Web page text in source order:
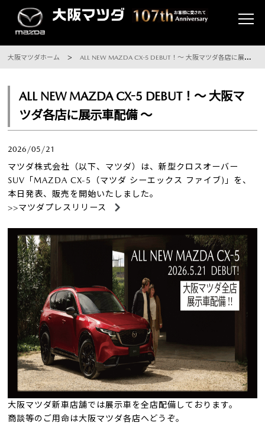
大阪マツダホーム ALL NEW MAZDA CX-5 DEBUT！～ 大阪マツダ各店に展示車配備 ～
ALL NEW MAZDA CX-5 DEBUT！～ 大阪マ
ツダ各店に展示車配備 ～
2026/05/21
マツダ株式会社（以下、マツダ）は、新型クロスオーバー
SUV「MAZDA CX-5（マツダ シーエックス ファイブ)」を、
本日発表、販売を開始いたしました。
>>マツダプレスリリース
大阪マツダ新車店舗では展示車を全店配備しております。
商談等のご用命は大阪マツダ各店へどうぞ。